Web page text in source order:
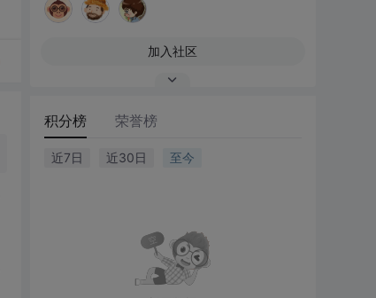
加入社区
积分榜 荣誉榜
近7日 近30日 至今